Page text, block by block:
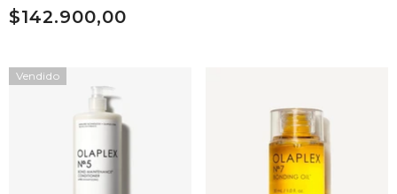
$142.900,00
Vendido